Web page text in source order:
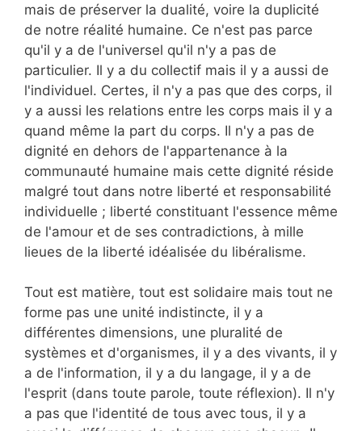
mais de préserver la dualité, voire la duplicité
de notre réalité humaine. Ce n'est pas parce
qu'il y a de l'universel qu'il n'y a pas de
particulier. Il y a du collectif mais il y a aussi de
l'individuel. Certes, il n'y a pas que des corps, il
y a aussi les relations entre les corps mais il y a
quand même la part du corps. Il n'y a pas de
dignité en dehors de l'appartenance à la
communauté humaine mais cette dignité réside
malgré tout dans notre liberté et responsabilité
individuelle ; liberté constituant l'essence même
de l'amour et de ses contradictions, à mille
lieues de la liberté idéalisée du libéralisme.
Tout est matière, tout est solidaire mais tout ne
forme pas une unité indistincte, il y a
différentes dimensions, une pluralité de
systèmes et d'organismes, il y a des vivants, il y
a de l'information, il y a du langage, il y a de
l'esprit (dans toute parole, toute réflexion). Il n'y
a pas que l'identité de tous avec tous, il y a